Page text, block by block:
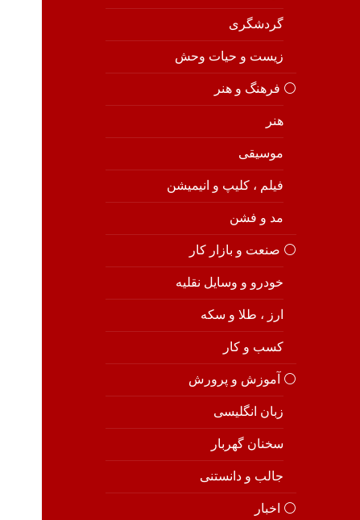
گردشگری
زیست و حیات وحش
⚪️ فرهنگ و هنر
هنر
موسیقی
فیلم ، کلیپ و انیمیشن
مد و فشن
⚪️ صنعت و بازار کار
خودرو و وسایل نقلیه
ارز ، طلا و سکه
کسب و کار
⚪️ آموزش و پرورش
زبان انگلیسی
سخنان گهربار
جالب و دانستنی
⚪️ اخبار